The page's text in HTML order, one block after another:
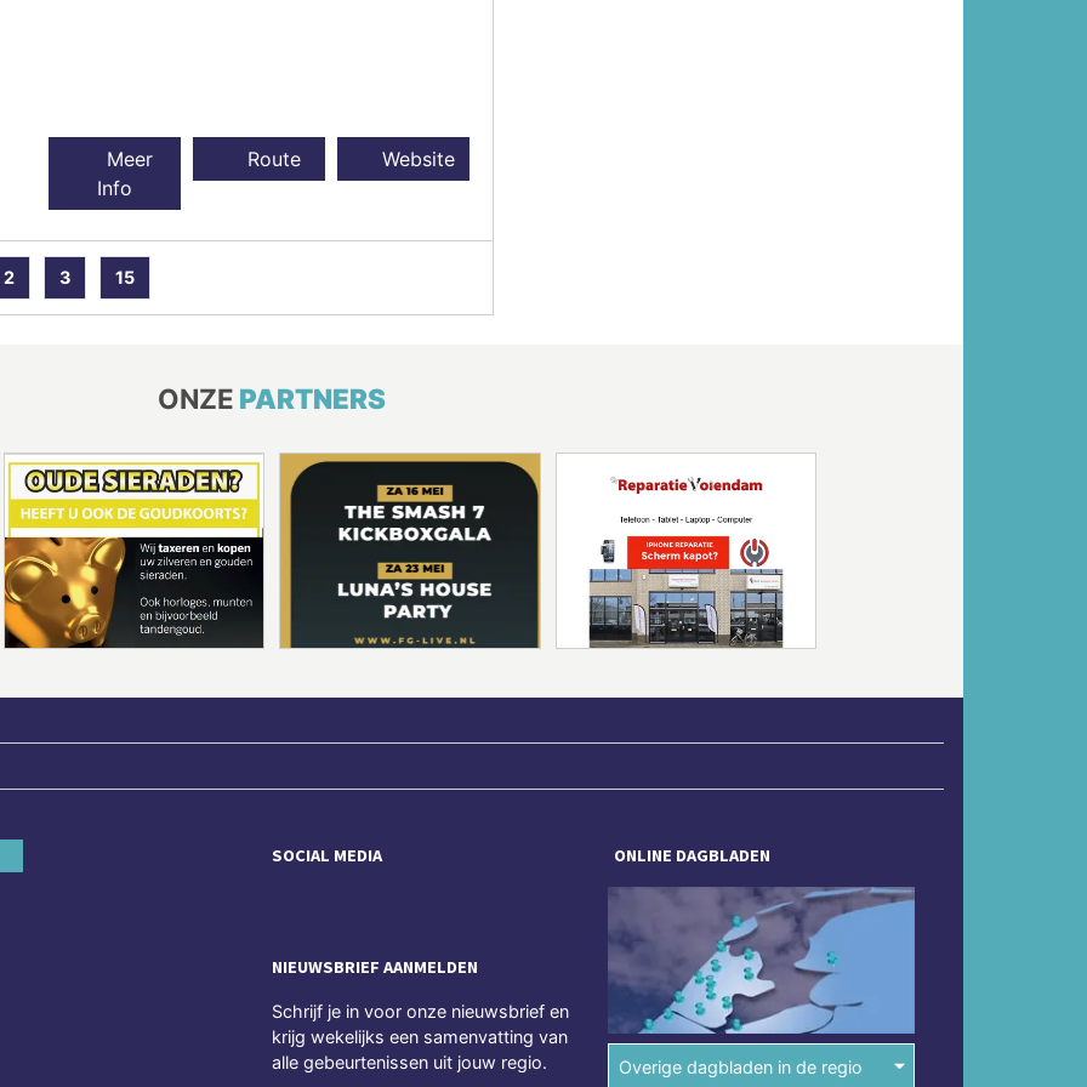
Meer
Info
Route Website
2 3 15
ONZE PARTNERS
SOCIAL MEDIA
NIEUWSBRIEF AANMELDEN
Schrijf je in voor onze nieuwsbrief en
krijg wekelijks een samenvatting van
alle gebeurtenissen uit jouw regio.
ONLINE DAGBLADEN
Overige dagbladen in de regio